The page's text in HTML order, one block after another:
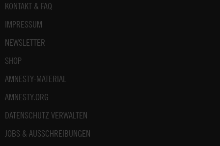
Fußbereich
KONTAKT & FAQ
IMPRESSUM
NEWSLETTER
SHOP
AMNESTY-MATERIAL
AMNESTY.ORG
DATENSCHUTZ VERWALTEN
JOBS & AUSSCHREIBUNGEN